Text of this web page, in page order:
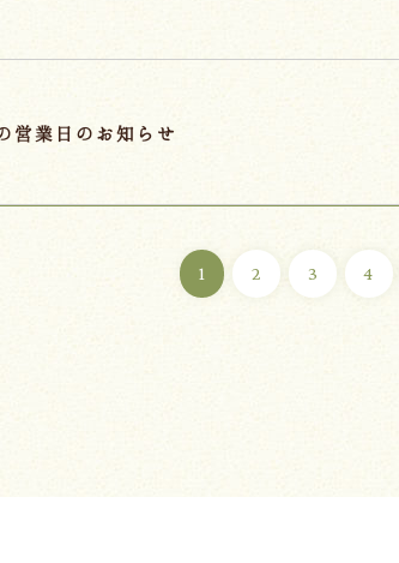
営業日のお知らせ
1 2 3 4